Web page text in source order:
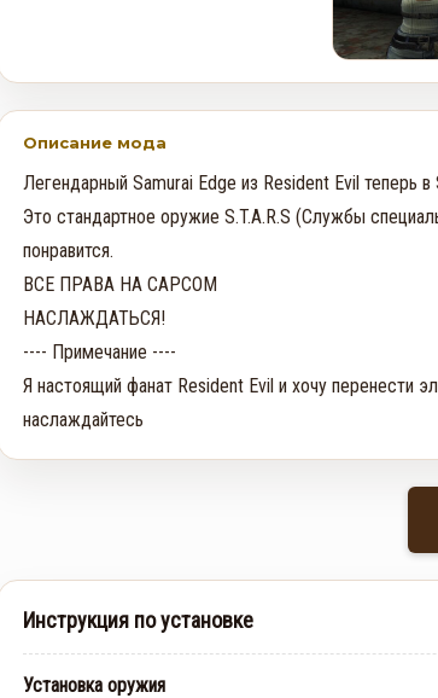
Описание мода
Легендарный Samurai Edge из Resident Evil теперь в
Это стандартное оружие S.T.A.R.S (Службы
понравится.
ВСЕ ПРАВА НА CAPCOM
НАСЛАЖДАТЬСЯ!
---- Примечание ----
Я настоящий фанат Resident Evil и хочу перенести
наслаждайтесь
Инструкция по установке
Установка оружия